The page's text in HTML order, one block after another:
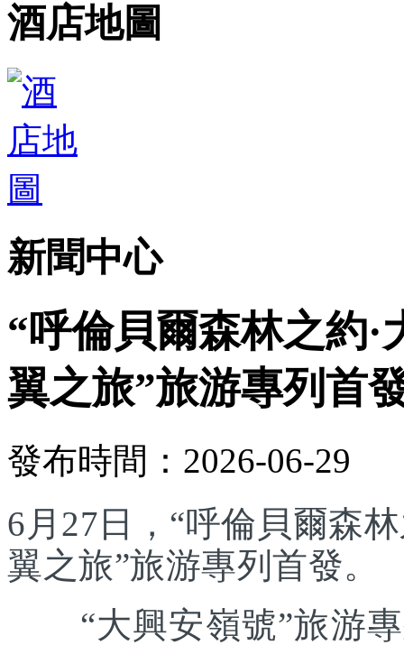
酒店地圖
新聞中心
“呼倫貝爾森林之約·
翼之旅”旅游專列首
發布時間：2026-06-29
6月27日，“呼倫貝爾森
翼之旅”旅游專列首發。
“大興安嶺號”旅游專